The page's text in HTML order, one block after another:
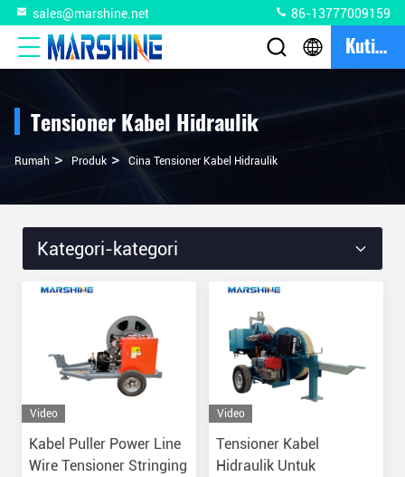
sales@marshine.net 86-13777009159
Kutipan
Tensioner Kabel Hidraulik
Rumah > Produk > Cina Tensioner Kabel Hidraulik
Kategori-kategori
Video
Kabel Puller Power Line
Wire Tensioner Stringing
Video
Tensioner Kabel
Hidraulik Untuk